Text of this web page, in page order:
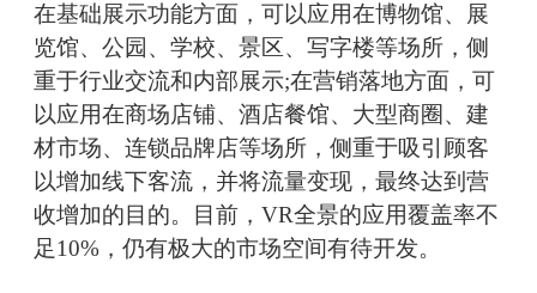
在基础展示功能方面，可以应用在博物馆、展
览馆、公园、学校、景区、写字楼等场所，侧
重于行业交流和内部展示;在营销落地方面，可
以应用在商场店铺、酒店餐馆、大型商圈、建
材市场、连锁品牌店等场所，侧重于吸引顾客
以增加线下客流，并将流量变现，最终达到营
收增加的目的。目前，VR全景的应用覆盖率不
足10%，仍有极大的市场空间有待开发。